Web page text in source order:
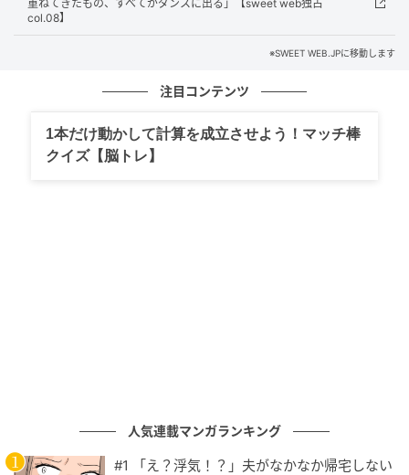
をどう融合させるかが今の課題。ただ強く見せるだけ
じゃなくて、セクシーさや自然なグルーヴを加えられ
重ねてきたもの、すべてがダンスに出る」【sweet web独占
col.08】
※SWEET WEB.JPに移動します
注目コンテンツ
1本だけ動かして計算を成立させよう！マッチ棒
クイズ【脳トレ】
人気連載マンガランキング
#1 「え？浮気！？」夫がなかなか帰宅しない